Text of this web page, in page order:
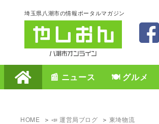
埼玉県八潮市の情報ポータルマガジン
📰 ニュース 🍽️ グルメ
HOME 📣 運営局ブログ 東埼物流